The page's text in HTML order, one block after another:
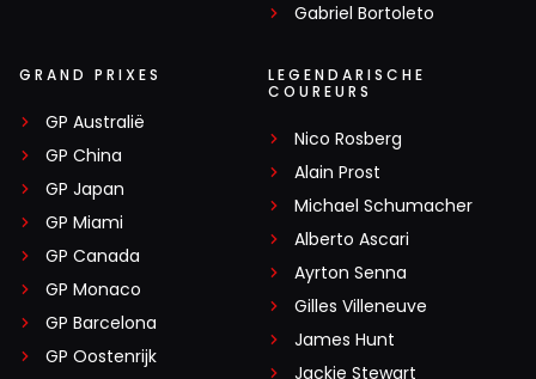
Gabriel Bortoleto
GRAND PRIXES
GP Australië
GP China
GP Japan
GP Miami
GP Canada
GP Monaco
GP Barcelona
GP Oostenrijk
LEGENDARISCHE
COUREURS
Nico Rosberg
Alain Prost
Michael Schumacher
Alberto Ascari
Ayrton Senna
Gilles Villeneuve
James Hunt
Jackie Stewart